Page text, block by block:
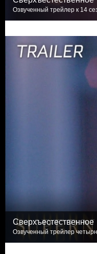
Озвученный трейлер к 14
Сверхъестественное
Озвученный трейлер